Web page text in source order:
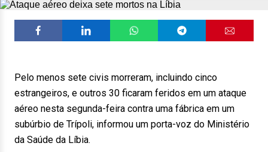
Pelo menos sete civis morreram, incluindo cinco
estrangeiros, e outros 30 ficaram feridos em um ataque
aéreo nesta segunda-feira contra uma fábrica em um
subúrbio de Trípoli, informou um porta-voz do Ministério
da Saúde da Líbia.